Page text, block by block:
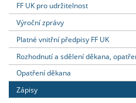
FF UK pro udržitelnost
Výroční zprávy
Platné vnitřní předpisy FF UK
Rozhodnutí a sdělení děkana,
Opatření děkana
Zápisy